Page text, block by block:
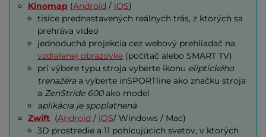
Kinomap (Android / iOS)
tisíce prednastavených reálnych trás, z ktorých sa
prehráva video
jednoduchá projekcia cez webový prehliadač na
vzdialenej obrazovke(počítač alebo SMART TV)
pri výbere typu stroja vyberte ikonu eliptického
trenažéraa vyberte inSPORTline ako značku stroja
a ZenStride 600ako model
aplikácia je spoplatnená
Zwift (Android / iOS/ Windows / Mac)
3D prostredie a 11 pohlcujúcich svetov, v ktorých